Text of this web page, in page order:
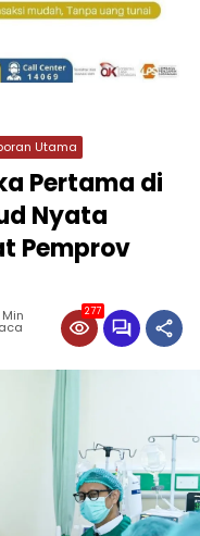
Utama
Pertama di
Nyata
Pemprov
277